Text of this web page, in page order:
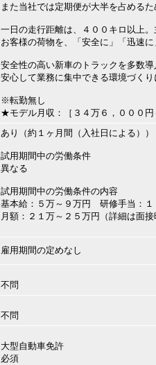
また当社では定期便が大半を占めるた
一日の走行距離は、４００キロ以上
お客様の荷物を、「安全に」「迅速に
安全性の高い新車のトラックを多数
安心して業務に集中できる環境づくり
※転勤無し
★モデル月収：［３４万６，０００円
あり（約１ヶ月間（入社日による））
試用期間中の労働条件
異なる
試用期間中の労働条件の内容
基本給：５万～９万円 研修手当：１
月額：２１万～２５万円（詳細は面接
雇用期間の定めなし
不問
不問
大型自動車免許
必須